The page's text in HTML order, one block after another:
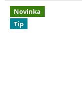
Novinka
Tip